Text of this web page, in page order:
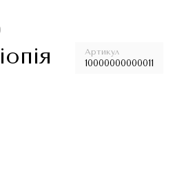
Артикул
10000000000011